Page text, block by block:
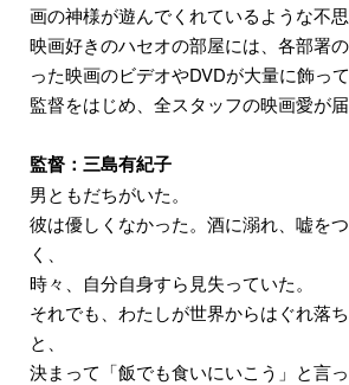
画の神様が遊んでくれているような不思
映画好きのハセオの部屋には、各部署
った映画のビデオやDVDが大量に飾って
監督をはじめ、全スタッフの映画愛が届
監督：三島有紀子
男ともだちがいた。
彼は優しくなかった。酒に溺れ、嘘を
く、
時々、自分自身すら見失っていた。
それでも、わたしが世界からはぐれ落
と、
決まって「飯でも食いにいこう」と言